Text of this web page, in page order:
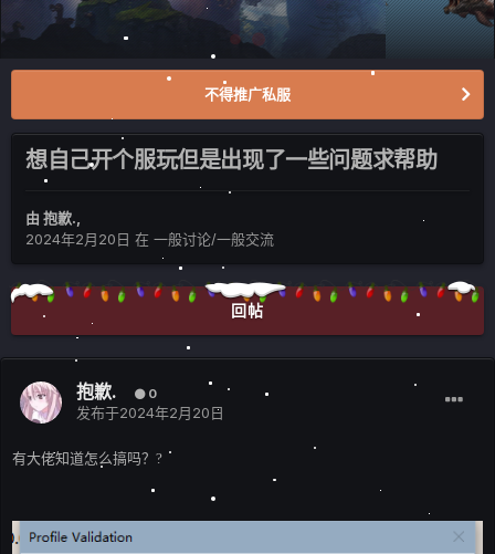
不得推广私服
想自己开个服玩但是出现了一些问题求帮助
由 抱歉.,
2024年2月20日 在 一般讨论/一般交流
回帖
抱歉. 0
发布于2024年2月20日
有大佬知道怎么搞吗？ ?